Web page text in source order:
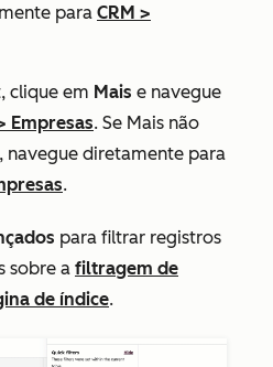
para CRM >
clique em Mais e navegue
Empresas. Se Mais não
navegue diretamente para
.
para filtrar registros
sobre a filtragem de
de índice.